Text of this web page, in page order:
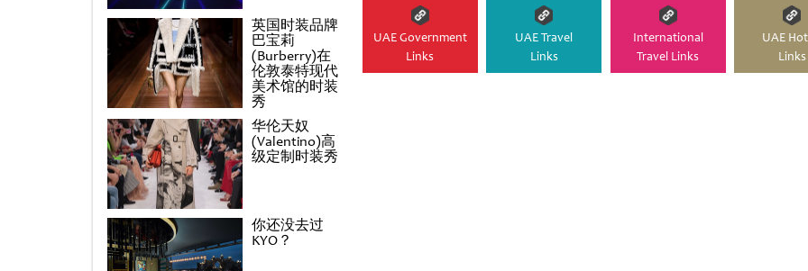
英国时装品牌
巴宝莉
(Burberry)在
伦敦泰特现代
美术馆的时装
秀
华伦天奴
(Valentino)高
级定制时装秀
你还没去过
KYO？
UAE Government
Links
UAE Travel
Links
International
Travel Links
UAE
Links